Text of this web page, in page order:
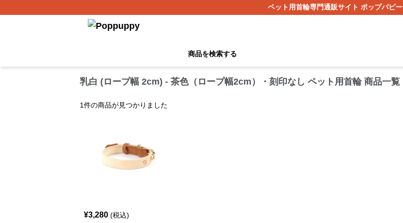
ペット用首輪専門通販サイト ポップパピー
商品を検索する
乳白 (ロープ幅 2cm) - 茶色（ロープ幅2cm）・刻印なし ペット用首輪 商品一覧
1件の商品が見つかりました
¥3,280 (税込)